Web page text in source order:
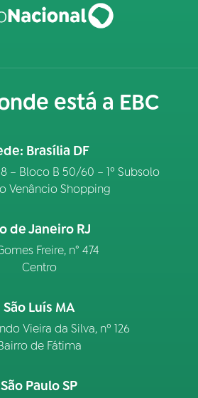
está a EBC
Brasília DF
– Bloco B 50/60 – 1º Subsolo
Venâncio Shopping
de Janeiro RJ
Freire, n° 474
Centro
São Luís MA
Vieira da Silva, nº 126
de Fátima
São Paulo SP